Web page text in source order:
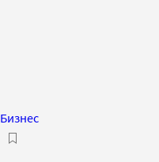
Бизнес